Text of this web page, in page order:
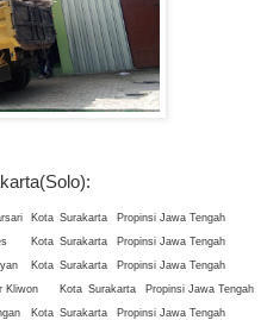
Kota Surakarta
Propinsi Jawa Tengah
Kota Surakarta
Propinsi Jawa Tengah
Kota Surakarta
Propinsi Jawa Tengah
Kliwon Kota Surakarta
Propinsi Jawa Tengah
Kota Surakarta Propinsi Jawa Tengah